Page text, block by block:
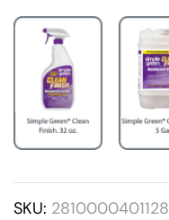
SKU: 2810000401128